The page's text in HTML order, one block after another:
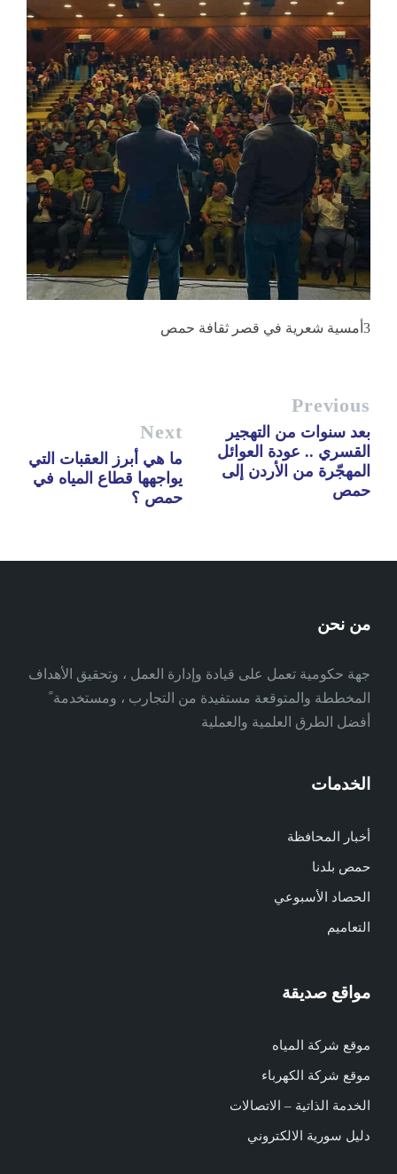
3أمسية شعرية في قصر ثقافة حمص
Previous
بعد سنوات من التهجير
القسري .. عودة العوائل
المهجّرة من الأردن إلى
حمص
Next
ما هي أبرز العقبات التي
يواجهها قطاع المياه في
حمص ؟
من نحن
جهة حكومية تعمل على قيادة وإدارة العمل ، وتحقيق الأهداف
المخططة والمتوقعة مستفيدة من التجارب ، ومستخدمة ً
أفضل الطرق العلمية والعملية
الخدمات
أخبار المحافظة
حمص بلدنا
الحصاد الأسبوعي
التعاميم
مواقع صديقة
موقع شركة المياه
موقع شركة الكهرباء
الخدمة الذاتية – الاتصالات
دليل سورية الالكتروني